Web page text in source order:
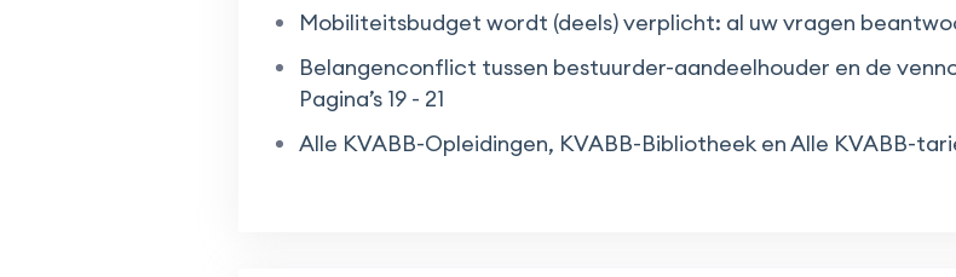
Mobiliteitsbudget wordt (deels) verplicht: al uw vragen
Belangenconflict tussen bestuurder-aandeelhouder en de
Pagina’s 19 - 21
Alle KVABB-Opleidingen, KVABB-Bibliotheek en Alle KVABB-